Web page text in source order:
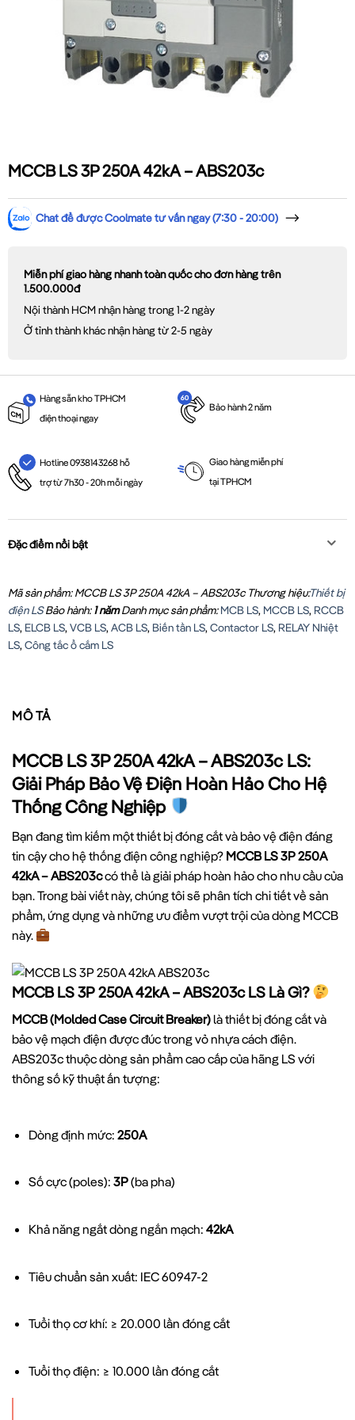
MCCB LS 3P 250A 42kA – ABS203c
Chat để được Coolmate tư vấn ngay (7:30 - 20:00)
Miễn phí giao hàng nhanh toàn quốc cho đơn hàng trên
1.500.000đ
Nội thành HCM nhận hàng trong 1-2 ngày
Ở tỉnh thành khác nhận hàng từ 2-5 ngày
Hàng sẵn kho TPHCM
điện thoại ngay
Bảo hành 2 năm
Hotline 0938143268 hỗ
trợ từ 7h30 - 20h mỗi ngày
Giao hàng miễn phí
tại TPHCM
Đặc điểm nổi bật
Mã sản phẩm: MCCB LS 3P 250A 42kA – ABS203cThương hiệu:Thiết bị
điện LS Bảo hành:1 nămDanh mục sản phẩm:MCB LS, MCCB LS, RCCB
LS, ELCB LS,VCB LS,ACB LS, Biến tần LS,Contactor LS, RELAY Nhiệt
LS,Công tắc ổ cắm LS
MÔ TẢ
MCCB LS 3P 250A 42kA – ABS203c LS:
Giải Pháp Bảo Vệ Điện Hoàn Hảo Cho Hệ
Thống Công Nghiệp
Bạn đang tìm kiếm một thiết bị đóng cắt và bảo vệ điện đáng
tin cậy cho hệ thống điện công nghiệp? MCCB LS 3P 250A
42kA – ABS203ccó thể là giải pháp hoàn hảo cho nhu cầu của
bạn. Trong bài viết này, chúng tôi sẽ phân tích chi tiết về sản
phẩm, ứng dụng và những ưu điểm vượt trội của dòng MCCB
này.
MCCB LS 3P 250A 42kA – ABS203c LS Là Gì?
MCCB (Molded Case Circuit Breaker) là thiết bị đóng cắt và
bảo vệ mạch điện được đúc trong vỏ nhựa cách điện.
ABS203c thuộc dòng sản phẩm cao cấp của hãng LS với
thông số kỹ thuật ấn tượng:
Dòng định mức: 250A
Số cực (poles): 3P(ba pha)
Khả năng ngắt dòng ngắn mạch: 42kA
Tiêu chuẩn sản xuất: IEC 60947-2
Tuổi thọ cơ khí: ≥ 20.000 lần đóng cắt
Tuổi thọ điện: ≥ 10.000 lần đóng cắt